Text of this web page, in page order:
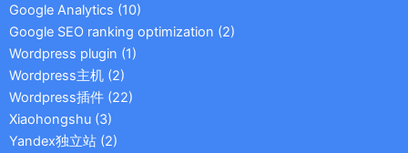
Google Analytics (10)
Google SEO ranking optimization (2)
Wordpress plugin (1)
Wordpress主机 (2)
Wordpress插件 (22)
Xiaohongshu (3)
Yandex独立站 (2)